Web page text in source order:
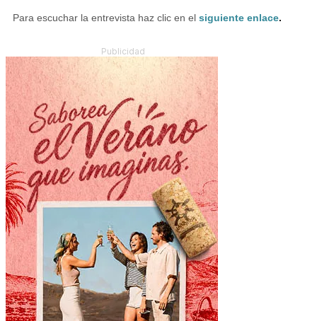
Para escuchar la entrevista haz clic en el siguiente enlace.
Publicidad